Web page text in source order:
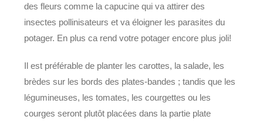
des fleurs comme la capucine qui va attirer des
insectes pollinisateurs et va éloigner les parasites du
potager. En plus ca rend votre potager encore plus joli!
Il est préférable de planter les carottes, la salade, les
brèdes sur les bords des plates-bandes ; tandis que les
légumineuses, les tomates, les courgettes ou les
courges seront plutôt placées dans la partie plate